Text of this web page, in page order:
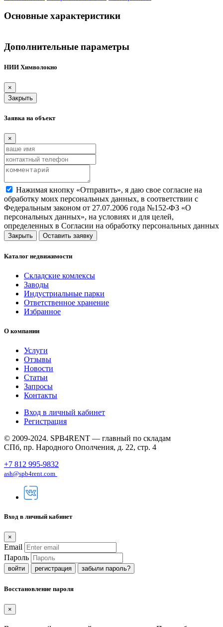
Основные характеристики
Дополнительные параметры
НИИ Химволокно
×
Закрыть
Заявка на объект
×
Нажимая кнопку «Отправить», я даю свое согласие на
обработку моих персональных данных, в соответствии с
Федеральным законом от 27.07.2006 года №152-ФЗ «О
персональных данных», на условиях и для целей,
определенных в Согласии на обработку персональных данных
Закрыть Оставить заявку
Каталог недвижимости
Складские комлексы
Заводы
Индустриальные парки
Ответственное хранение
Избранное
О компании
Услуги
Отзывы
Новости
Статьи
Запросы
Контакты
Вход в личный кабинет
Регистрация
© 2009-2024. SPB4RENT — главный по складам
СПб, пр. Народного Ополчения, д. 22, стр. 4
+7 812 995-9832
ash@spb4rent.com
Вход в личный кабинет
×
Email
Пароль
регистрация забыли пароль?
Восстановление пароля
×